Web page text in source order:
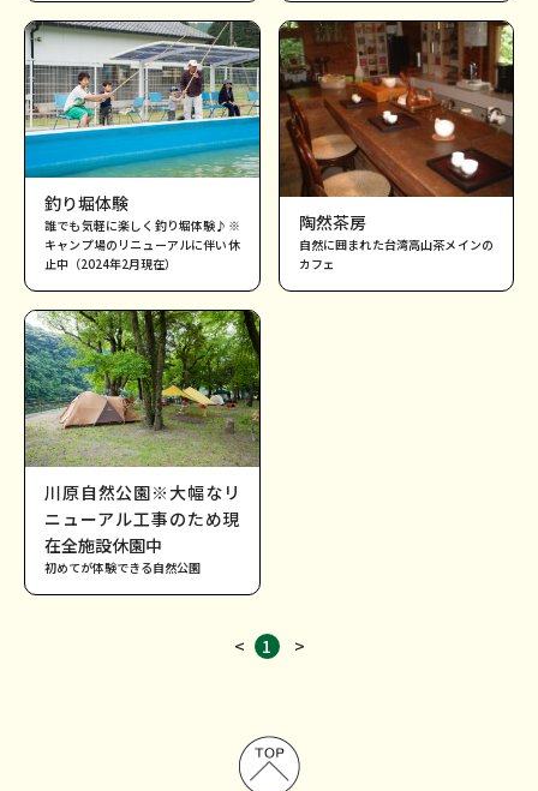
釣り堀体験
誰でも気軽に楽しく釣り堀体験♪※
キャンプ場のリニューアルに伴い休
止中（2024年2月現在）
陶然茶房
自然に囲まれた台湾高山茶メインの
カフェ
川原自然公園※大幅なリ
ニューアル工事のため現
在全施設休園中
初めてが体験できる自然公園
< 1 >